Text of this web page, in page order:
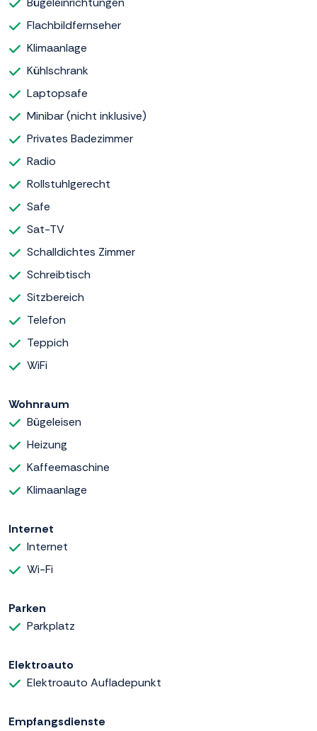
Flachbildfernseher
Klimaanlage
Kühlschrank
Laptopsafe
Minibar (nicht inklusive)
Privates Badezimmer
Radio
Rollstuhlgerecht
Safe
Sat-TV
Schalldichtes Zimmer
Schreibtisch
Sitzbereich
Telefon
Teppich
WiFi
Wohnraum
Bügeleisen
Heizung
Kaffeemaschine
Klimaanlage
Internet
Internet
Wi-Fi
Parken
Parkplatz
Elektroauto
Elektroauto Aufladepunkt
Empfangsdienste